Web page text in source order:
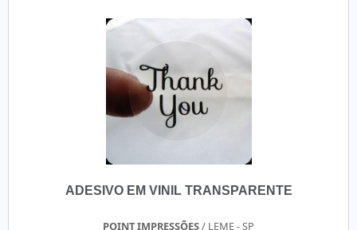
EMPRESANa 4Food Print sempre tem a solução na área de
adesivos para ecommerce. Os clientes encontram etiquetas
que venha atender a suas necessidades.É uma empresa
comprometida com seus serviços e que preza pela
segurança, características possíveis pelo fato de ter um
chão de fábrica de alta qualidade onde são realizadas as
atividades e sede em localização privilegiada.Esses fatores,
somados a um time multidisciplinar de consultores e alta
toda a carteira de clientes.
excelência em sua área de atuação. A Point Impressões foca
sua energia em oferecer aos parceiros uma estrutura com:
Escritório de alta qualidade onde são realizadas as
atividades; Tecnologia de ponta; Equipamentos de última
geração. Tudo isso para garantir que se tenha rótulos
adesivos com ótima qualidade. Ainda focando na qualidade
em rótulos adesivos e etiquetas, mais do que visar apenas
lucratividade, deve oferecer produtos e serviços que
tenham ótima qualidade e assertividade, detalhes que
os clientes.Tudo isso e muito mais são os motivos pelos
explanamos o segmento de comunicação visual. A empresa
ADESIVO EM VINIL TRANSPARENTE
POINT IMPRESSÕES/ LEME - SP